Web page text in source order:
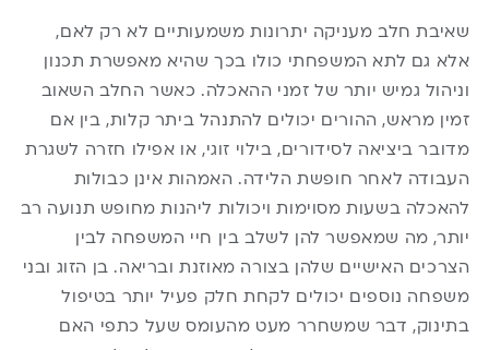
שאיבת חלב מעניקה יתרונות משמעותיים לא רק לאם,
אלא גם לתא המשפחתי כולו בכך שהיא מאפשרת תכנון
וניהול גמיש יותר של זמני ההאכלה. כאשר החלב השאוב
זמין מראש, ההורים יכולים להתנהל ביתר קלות, בין אם
מדובר ביציאה לסידורים, בילוי זוגי, או אפילו חזרה לשגרת
העבודה לאחר חופשת הלידה. האמהות אינן כבולות
להאכלה בשעות מסוימות ויכולות ליהנות מחופש תנועה רב
יותר, מה שמאפשר להן לשלב בין חיי המשפחה לבין
הצרכים האישיים שלהן בצורה מאוזנת ובריאה. בן הזוג ובני
משפחה נוספים יכולים לקחת חלק פעיל יותר בטיפול
בתינוק, דבר שמשחרר מעט מהעומס שעל כתפי האם